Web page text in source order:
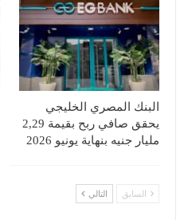
البنك المصري الخليجي
يحقق صافي ربح بقيمة 2,29
مليار جنيه بنهاية يونيو 2026
السابق التالي